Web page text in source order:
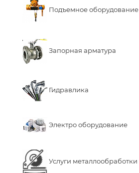
Подъемное оборудование
Запорная арматура
Гидравлика
Электро оборудование
Услуги металлообработки